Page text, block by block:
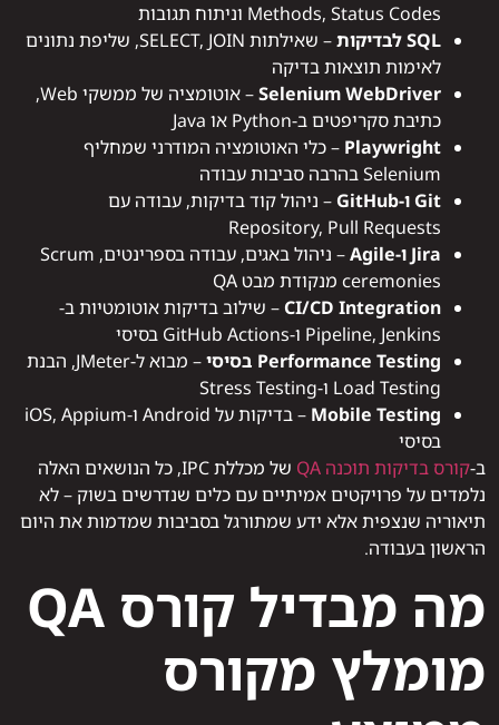
Methods, Status Codes וניתוח תגובות
SQL לבדיקות
– שאילתות SELECT, JOIN, שליפת נתונים
לאימות תוצאות בדיקה
Selenium WebDriver
– אוטומציה של ממשקי Web,
כתיבת סקריפטים ב-Python או Java
Playwright – כלי האוטומציה המודרני שמחליף
Selenium בהרבה סביבות עבודה
Git ו-GitHub
– ניהול קוד בדיקות, עבודה עם
Repository, Pull Requests
Jira ו-Agile
– ניהול באגים, עבודה בספרינטים, Scrum
ceremonies מנקודת מבט QA
CI/CD Integration– שילוב בדיקות אוטומטיות ב-
Pipeline, Jenkins ו-GitHub Actions בסיסי
Performance Testing בסיסי
– מבוא ל-JMeter, הבנת
Load Testing ו-Stress Testing
Mobile Testing
– בדיקות על Android ו-iOS, Appium
בסיסי
ב-קורס בדיקות תוכנה QA
של מכללת IPC, כל הנושאים האלה
נלמדים על פרויקטים אמיתיים עם כלים שנדרשים בשוק – לא
תיאוריה שנצפית אלא ידע שמתורגל בסביבות שמדמות את היום
הראשון בעבודה.
מה מבדיל קורס QA
מומלץ מקורס